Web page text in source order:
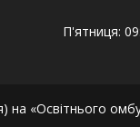
П'ятниця:
на «Освітнього